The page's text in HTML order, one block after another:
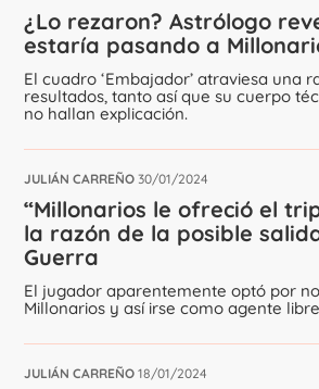
¿Lo rezaron? Astrólogo
estaría pasando a
El cuadro ‘Embajador’ atraviesa una
resultados, tanto así que su cuerpo
no hallan explicación.
JULIÁN CARREÑO 30/01/2024
“Millonarios le ofreció el
la razón de la posible
Guerra
El jugador aparentemente optó por
Millonarios y así irse como agente
JULIÁN CARREÑO 18/01/2024